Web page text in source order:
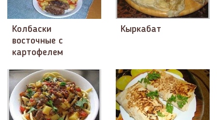
Колбаски
восточные с
картофелем
Кыркабат